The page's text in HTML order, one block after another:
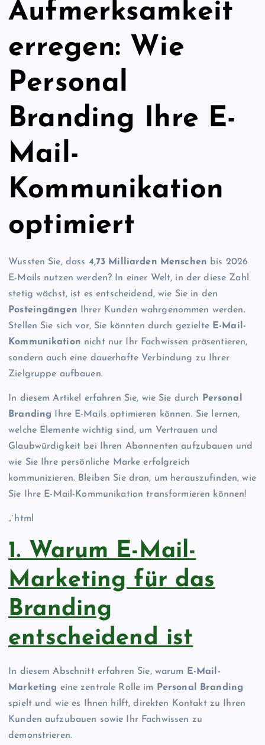
Aufmerksamkeit
erregen: Wie
Personal
Branding Ihre E-
Mail-
Kommunikation
optimiert
Wussten Sie, dass 4,73 Milliarden Menschen bis 2026
E-Mails nutzen werden? In einer Welt, in der diese Zahl
stetig wächst, ist es entscheidend, wie Sie in den
Posteingängen Ihrer Kunden wahrgenommen werden.
Stellen Sie sich vor, Sie könnten durch gezielte E-Mail-
Kommunikation nicht nur Ihr Fachwissen präsentieren,
sondern auch eine dauerhafte Verbindung zu Ihrer
Zielgruppe aufbauen.
In diesem Artikel erfahren Sie, wie Sie durch
Personal
Branding Ihre E-Mails optimieren können. Sie lernen,
welche Elemente wichtig sind, um Vertrauen und
Glaubwürdigkeit bei Ihren Abonnenten aufzubauen und
wie Sie Ihre persönliche Marke erfolgreich
kommunizieren. Bleiben Sie dran, um herauszufinden, wie
Sie Ihre E-Mail-Kommunikation transformieren können!
„`html
1. Warum E-Mail-
Marketing für das
Branding
entscheidend ist
In diesem Abschnitt erfahren Sie, warum
E-Mail-
Marketing eine zentrale Rolle im
Personal Branding
spielt und wie es Ihnen hilft, direkten Kontakt zu Ihren
Kunden aufzubauen sowie Ihr Fachwissen zu
demonstrieren.